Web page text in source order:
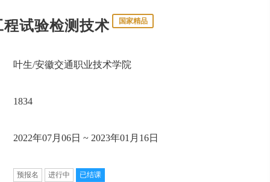
程试验检测技术 国家精品
叶生/安徽交通职业技术学院
1834
2022年07月06日 ~ 2023年01月16日
预报名 进行中 已结课